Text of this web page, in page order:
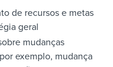
de recursos e metas
geral
mudanças
exemplo, mudança